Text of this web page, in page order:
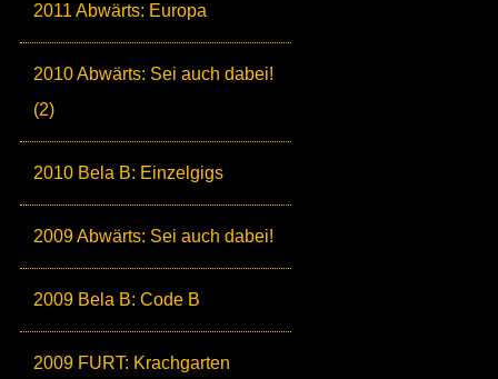
2011 Abwärts: Europa
2010 Abwärts: Sei auch dabei!
(2)
2010 Bela B: Einzelgigs
2009 Abwärts: Sei auch dabei!
2009 Bela B: Code B
2009 FURT: Krachgarten